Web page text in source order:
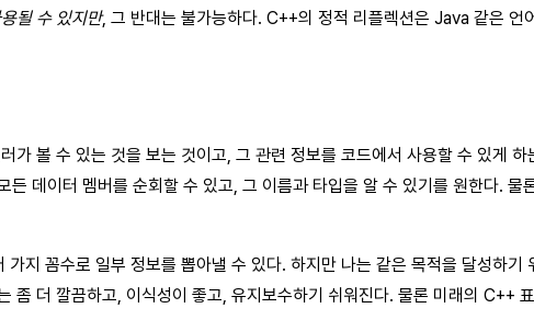
될 수 있지만, 그 반대는 불가능하다. C++의 정적 리플렉션은 Java 같은 언
볼 수 있는 것을 보는 것이고, 그 관련 정보를 코드에서 사용할 수 있게
든 데이터 멤버를 순회할 수 있고, 그 이름과 타입을 알 수 있기를 원한다.
지 꼼수로 일부 정보를 뽑아낼 수 있다. 하지만 나는 같은 목적을 달성하기
더 깔끔하고, 이식성이 좋고, 유지보수하기 쉬워진다. 물론 미래의 C++